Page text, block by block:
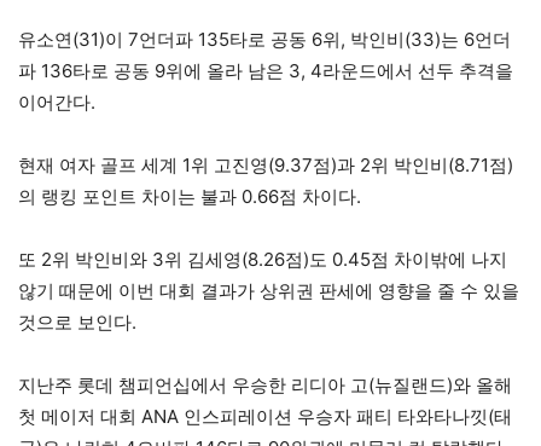
유소연(31)이 7언더파 135타로 공동 6위, 박인비(33)는 6언더
파 136타로 공동 9위에 올라 남은 3, 4라운드에서 선두 추격을
이어간다.
현재 여자 골프 세계 1위 고진영(9.37점)과 2위 박인비(8.71점)
의 랭킹 포인트 차이는 불과 0.66점 차이다.
또 2위 박인비와 3위 김세영(8.26점)도 0.45점 차이밖에 나지
않기 때문에 이번 대회 결과가 상위권 판세에 영향을 줄 수 있을
것으로 보인다.
지난주 롯데 챔피언십에서 우승한 리디아 고(뉴질랜드)와 올해
첫 메이저 대회 ANA 인스피레이션 우승자 패티 타와타나낏(태